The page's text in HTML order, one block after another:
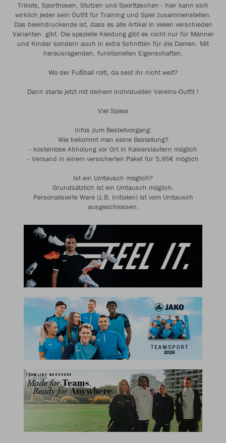
Trikots, Sporthosen, Stutzen und Sporttaschen - hier kann sich
wirklich jeder sein Outfit für Training und Spiel zusammenstellen.
Das beeindruckende ist, dass es alle Artikel in vielen verschieden
Varianten gibt. Die spezielle Kleidung gibt es nicht nur für Männer
und Kinder sondern auch in extra Schnitten für die Damen. Mit
herausragenden, funktionellen Eigenschaften.
Wo der Fußball rollt, da seid ihr nicht weit?
Dann starte jetzt mit deinem individuellen Vereins-Outfit !
Viel Spass
Infos zum Bestellvorgang:
Wie bekommt man seine Bestellung?
- kostenlose Abholung vor Ort in Kaiserslautern möglich
- Versand in einem versicherten Paket für 5,95€ möglich
Ist ein Umtausch möglich?
Grundsätzlich ist ein Umtausch möglich.
Personalisierte Ware (z.B. Initialen) ist vom Umtausch
ausgeschlossen.